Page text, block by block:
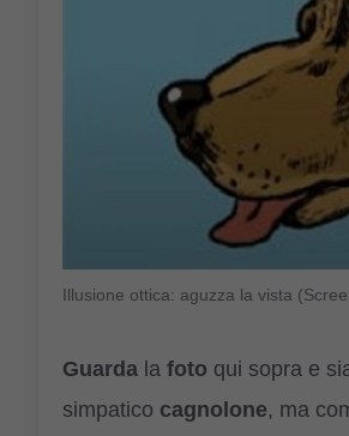
Illusione ottica: aguzza la vista
Guarda la foto qui sopra e
simpatico cagnolone, ma